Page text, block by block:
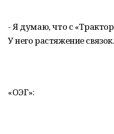
- Я думаю, что с
У него растяжение связок.
«ОЭГ»: